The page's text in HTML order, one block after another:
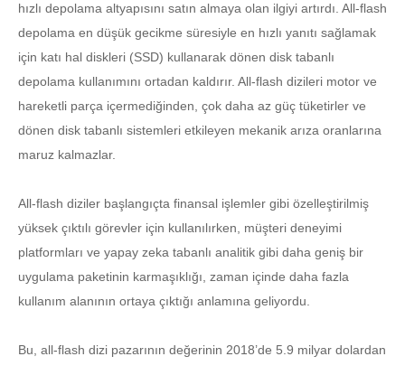
hızlı depolama altyapısını satın almaya olan ilgiyi artırdı. All-flash
depolama en düşük gecikme süresiyle en hızlı yanıtı sağlamak
için katı hal diskleri (SSD) kullanarak dönen disk tabanlı
depolama kullanımını ortadan kaldırır. All-flash dizileri motor ve
hareketli parça içermediğinden, çok daha az güç tüketirler ve
dönen disk tabanlı sistemleri etkileyen mekanik arıza oranlarına
maruz kalmazlar.
All-flash diziler başlangıçta finansal işlemler gibi özelleştirilmiş
yüksek çıktılı görevler için kullanılırken, müşteri deneyimi
platformları ve yapay zeka tabanlı analitik gibi daha geniş bir
uygulama paketinin karmaşıklığı, zaman içinde daha fazla
kullanım alanının ortaya çıktığı anlamına geliyordu.
Bu, all-flash dizi pazarının değerinin 2018’de 5.9 milyar dolardan